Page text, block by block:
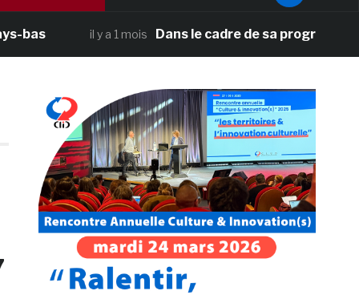
il y a 1 mois Dans le cadre de sa programmation